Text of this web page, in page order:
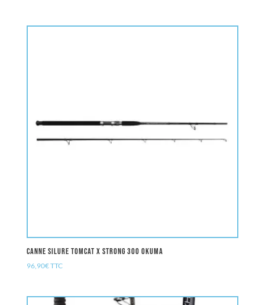
Canne Silure TOMCAT X STRONG 300 oKuma
96,90€TTC